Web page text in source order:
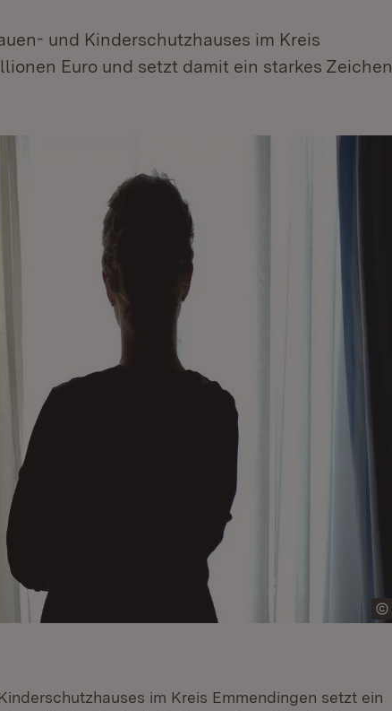
und Kinderschutzhauses im Kreis
Euro und setzt damit ein starkes Zeichen
im Kreis Emmendingen setzt ein